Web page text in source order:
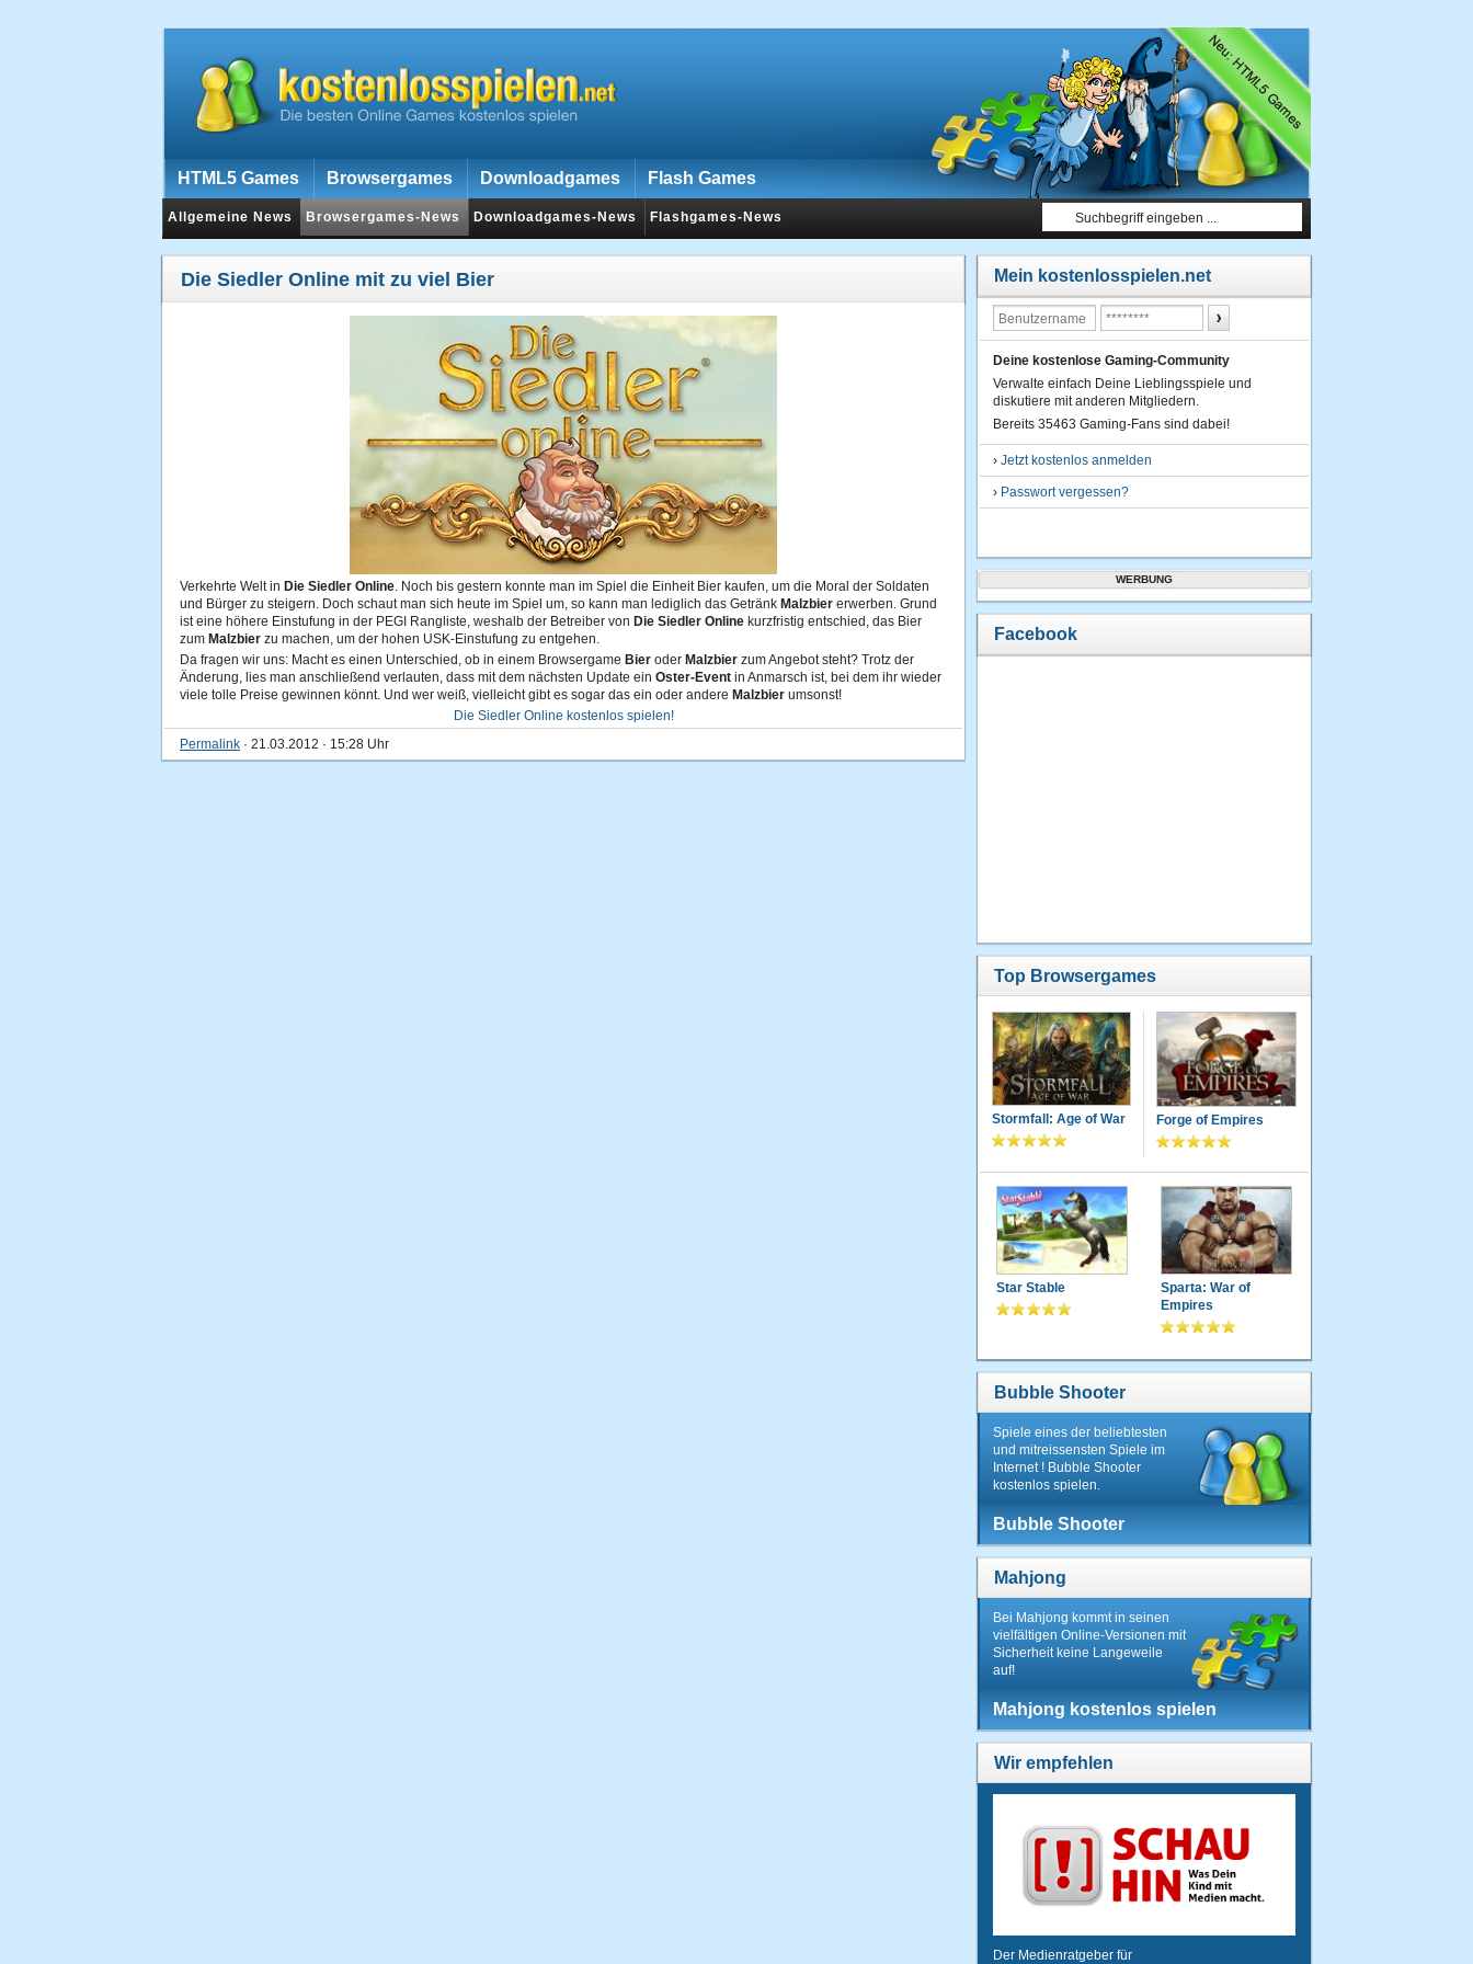
HTML5 Games Browsergames Downloadgames Flash Games
Allgemeine News Browsergames-News Downloadgames-News Flashgames-News
Die Siedler Online mit zu viel Bier
Verkehrte Welt in Die Siedler Online. Noch bis gestern konnte man im Spiel die Einheit Bier kaufen, um die Moral der Soldaten
und Bürger zu steigern. Doch schaut man sich heute im Spiel um, so kann man lediglich das Getränk Malzbier erwerben. Grund
ist eine höhere Einstufung in der PEGI Rangliste, weshalb der Betreiber von Die Siedler Online kurzfristig entschied, das Bier
zum Malzbier zu machen, um der hohen USK-Einstufung zu entgehen.
Da fragen wir uns: Macht es einen Unterschied, ob in einem Browsergame Bier oder Malzbier zum Angebot steht? Trotz der
Änderung, lies man anschließend verlauten, dass mit dem nächsten Update ein Oster-Event in Anmarsch ist, bei dem ihr wieder
viele tolle Preise gewinnen könnt. Und wer weiß, vielleicht gibt es sogar das ein oder andere Malzbier umsonst!
Die Siedler Online kostenlos spielen!
Permalink · 21.03.2012 · 15:28 Uhr
Mein kostenlosspielen.net
Deine kostenlose Gaming-Community
Verwalte einfach Deine Lieblingsspiele und
diskutiere mit anderen Mitgliedern.
Bereits 35463 Gaming-Fans sind dabei!
› Jetzt kostenlos anmelden
› Passwort vergessen?
WERBUNG
Facebook
Top Browsergames
Stormfall: Age of War Forge of Empires
Star Stable
Sparta: War of
Empires
Bubble Shooter
Spiele eines der beliebtesten
und mitreissensten Spiele im
Internet ! Bubble Shooter
kostenlos spielen.
Bubble Shooter
Mahjong
Bei Mahjong kommt in seinen
vielfältigen Online-Versionen mit
Sicherheit keine Langeweile
auf!
Mahjong kostenlos spielen
Wir empfehlen
Der Medienratgeber für